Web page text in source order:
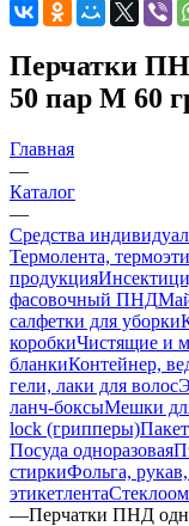
Перчатки
50 пар М 60
Главная
—
Каталог
—
Средства
Термолента,
продукция
фасовочный ПНД
салфетки для уборки
коробкиЧистящие и
бланкиКонтейнер,
гели, лаки для волос
ланч-боксыМешки
lock (грипперы)
Посуда одноразовая
стиркиФольга,
этикетлента
—Перчатки ПНД